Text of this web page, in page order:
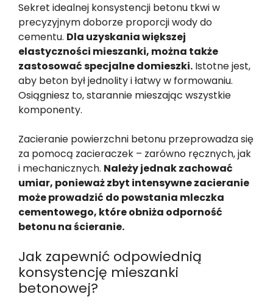
Sekret idealnej konsystencji betonu tkwi w
precyzyjnym doborze proporcji wody do
cementu. Dla uzyskania większej
elastyczności mieszanki, można także
zastosować specjalne domieszki. Istotne jest,
aby beton był jednolity i łatwy w formowaniu.
Osiągniesz to, starannie mieszając wszystkie
komponenty.
Zacieranie powierzchni betonu przeprowadza się
za pomocą zacieraczek – zarówno ręcznych, jak
i mechanicznych. Należy jednak zachować
umiar, ponieważ zbyt intensywne zacieranie
może prowadzić do powstania mleczka
cementowego, które obniża odporność
betonu na ścieranie.
Jak zapewnić odpowiednią
konsystencję mieszanki
betonowej?